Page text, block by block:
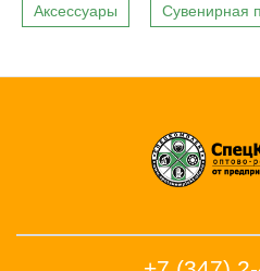
Аксессуары Сувенирная